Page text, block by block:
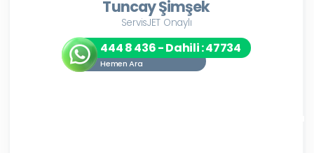
Tuncay Şimşek
ServisJET Onaylı
444 8 436 - Dahili : 47734
Hemen Ara